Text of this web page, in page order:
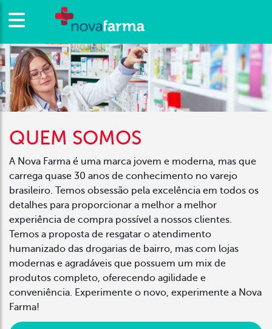
Abrir menu
QUEM SOMOS
A Nova Farma é uma marca jovem e moderna, mas que
carrega quase 30 anos de conhecimento no varejo
brasileiro. Temos obsessão pela excelência em todos os
detalhes para proporcionar a melhor a melhor
experiência de compra possível a nossos clientes.
Temos a proposta de resgatar o atendimento
humanizado das drogarias de bairro, mas com lojas
modernas e agradáveis que possuem um mix de
produtos completo, oferecendo agilidade e
conveniência. Experimente o novo, experimente a Nova
Farma!